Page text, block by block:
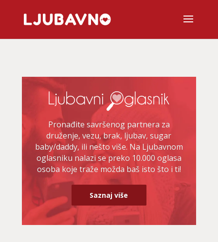
Pronađite savršenog partnera za
druženje, vezu, brak, ljubav, sugar
baby/daddy, ili nešto više. Na Ljubavnom
oglasniku nalazi se preko 10.000 oglasa
osoba koje traže možda baš isto što i ti!
Saznaj više